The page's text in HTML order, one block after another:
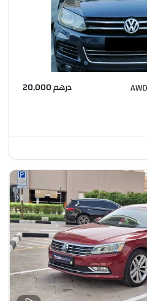
درهم 20,000